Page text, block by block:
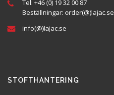
Tel: +46 (0) 19 32 00 87
Beställningar: order(@)lajac.se
info(@)lajac.se
STOFTHANTERING